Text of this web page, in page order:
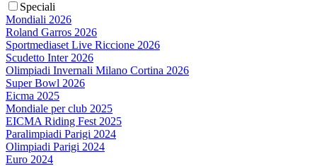
Speciali
Mondiali 2026
Roland Garros 2026
Sportmediaset Live Riccione 2026
Scudetto Inter 2026
Olimpiadi Invernali Milano Cortina 2026
Super Bowl 2026
Eicma 2025
Mondiale per club 2025
EICMA Riding Fest 2025
Paralimpiadi Parigi 2024
Olimpiadi Parigi 2024
Euro 2024